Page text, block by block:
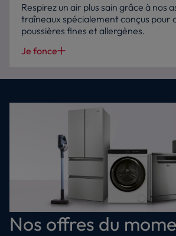
Respirez un air plus sain grâce à nos
traîneaux spécialement conçus pour
poussières fines et allergènes.
Je fonce
Nos offres du